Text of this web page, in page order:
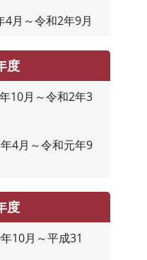
4月～令和2年9月
度
10月～令和2年3
4月～令和元年9
度
10月～平成31